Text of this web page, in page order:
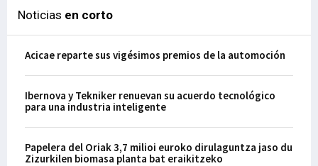
Noticias en corto
Acicae reparte sus vigésimos premios de la automoción
Ibernova y Tekniker renuevan su acuerdo tecnológico
para una industria inteligente
Papelera del Oriak 3,7 milioi euroko dirulaguntza jaso du
Zizurkilen biomasa planta bat eraikitzeko